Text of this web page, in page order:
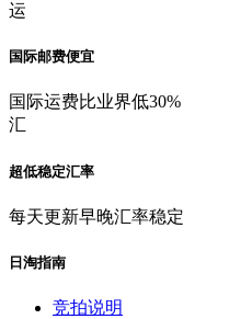
运
国际邮费便宜
国际运费比业界低30%
汇
超低稳定汇率
每天更新早晚汇率稳定
日淘指南
竞拍说明